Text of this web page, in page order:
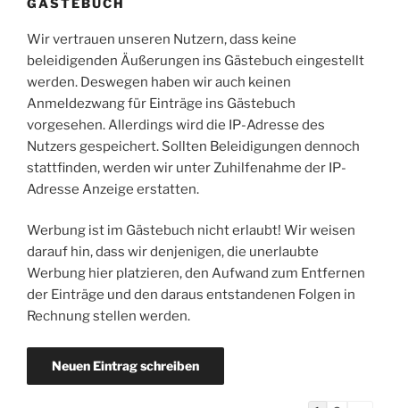
GÄSTEBUCH
Wir vertrauen unseren Nutzern, dass keine
beleidigenden Äußerungen ins Gästebuch eingestellt
werden. Deswegen haben wir auch keinen
Anmeldezwang für Einträge ins Gästebuch
vorgesehen. Allerdings wird die IP-Adresse des
Nutzers gespeichert. Sollten Beleidigungen dennoch
stattfinden, werden wir unter Zuhilfenahme der IP-
Adresse Anzeige erstatten.
Werbung ist im Gästebuch nicht erlaubt! Wir weisen
darauf hin, dass wir denjenigen, die unerlaubte
Werbung hier platzieren, den Aufwand zum Entfernen
der Einträge und den daraus entstandenen Folgen in
Rechnung stellen werden.